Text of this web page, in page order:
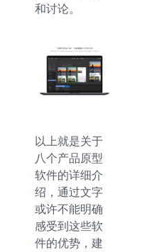
和讨论。
以上就是关于
八个产品原型
软件的详细介
绍，通过文字
或许不能明确
感受到这些软
件的优势，建